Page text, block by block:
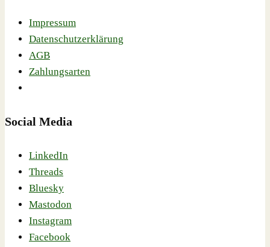
Impressum
Datenschutzerklärung
AGB
Zahlungsarten
Social Media
LinkedIn
Threads
Bluesky
Mastodon
Instagram
Facebook